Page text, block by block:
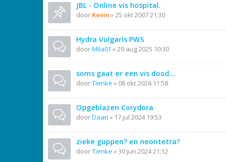
JBL - Online vis hospital.
door Kevin »25 okt 2007 21:30
Hydra Vulgaris PWS
doorMila01 »29 aug 2025 10:30
soms gaat er een vis dood...
doorTienke » 08 okt 2024 11:58
Opgeblazen Corydora
doorDaan » 17 jul 2024 19:53
zieke guppen? en neontetra?
doorTienke »30 jun 2024 21:12